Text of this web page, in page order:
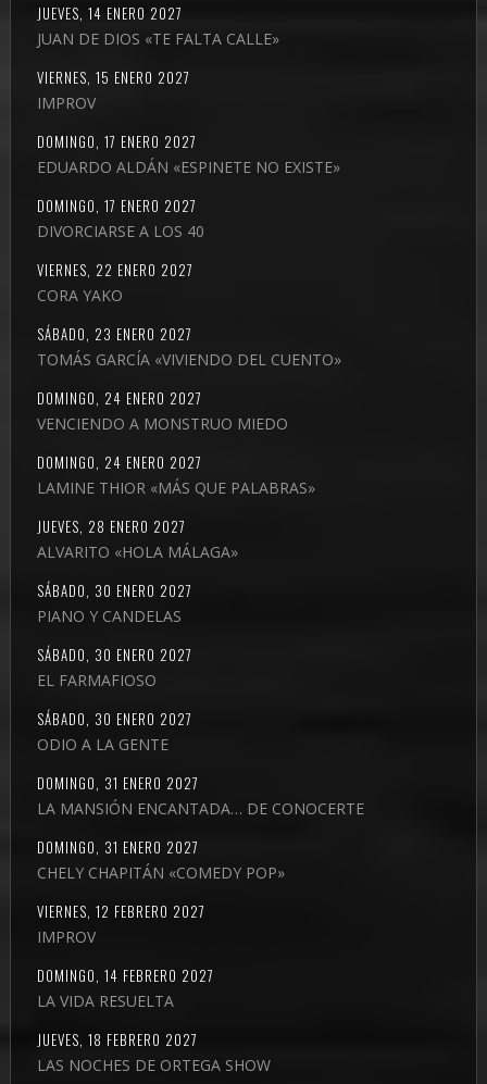
JUEVES, 14 ENERO 2027
JUAN DE DIOS «TE FALTA CALLE»
VIERNES, 15 ENERO 2027
IMPROV
DOMINGO, 17 ENERO 2027
EDUARDO ALDÁN «ESPINETE NO EXISTE»
DOMINGO, 17 ENERO 2027
DIVORCIARSE A LOS 40
VIERNES, 22 ENERO 2027
CORA YAKO
SÁBADO, 23 ENERO 2027
TOMÁS GARCÍA «VIVIENDO DEL CUENTO»
DOMINGO, 24 ENERO 2027
VENCIENDO A MONSTRUO MIEDO
DOMINGO, 24 ENERO 2027
LAMINE THIOR «MÁS QUE PALABRAS»
JUEVES, 28 ENERO 2027
ALVARITO «HOLA MÁLAGA»
SÁBADO, 30 ENERO 2027
PIANO Y CANDELAS
SÁBADO, 30 ENERO 2027
EL FARMAFIOSO
SÁBADO, 30 ENERO 2027
ODIO A LA GENTE
DOMINGO, 31 ENERO 2027
LA MANSIÓN ENCANTADA… DE CONOCERTE
DOMINGO, 31 ENERO 2027
CHELY CHAPITÁN «COMEDY POP»
VIERNES, 12 FEBRERO 2027
IMPROV
DOMINGO, 14 FEBRERO 2027
LA VIDA RESUELTA
JUEVES, 18 FEBRERO 2027
LAS NOCHES DE ORTEGA SHOW